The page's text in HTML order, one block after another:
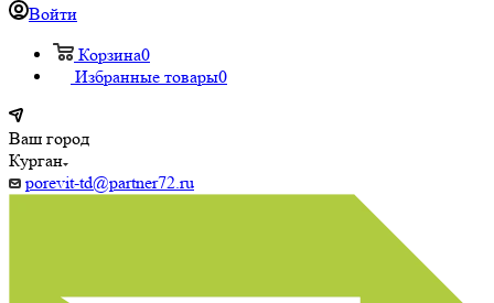
Войти
Корзина0
Избранные товары0
Ваш город
Курган
porevit-td@partner72.ru